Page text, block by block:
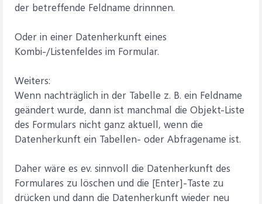
der betreffende Feldname drinnnen.
Oder in einer Datenherkunft eines
Kombi-/Listenfeldes im Formular.
Weiters:
Wenn nachträglich in der Tabelle z. B. ein Feldname
geändert wurde, dann ist manchmal die Objekt-Liste
des Formulars nicht ganz aktuell, wenn die
Datenherkunft ein Tabellen- oder Abfragename ist.
Daher wäre es ev. sinnvoll die Datenherkunft des
Formulares zu löschen und die [Enter]-Taste zu
drücken und dann die Datenherkunft wieder neu